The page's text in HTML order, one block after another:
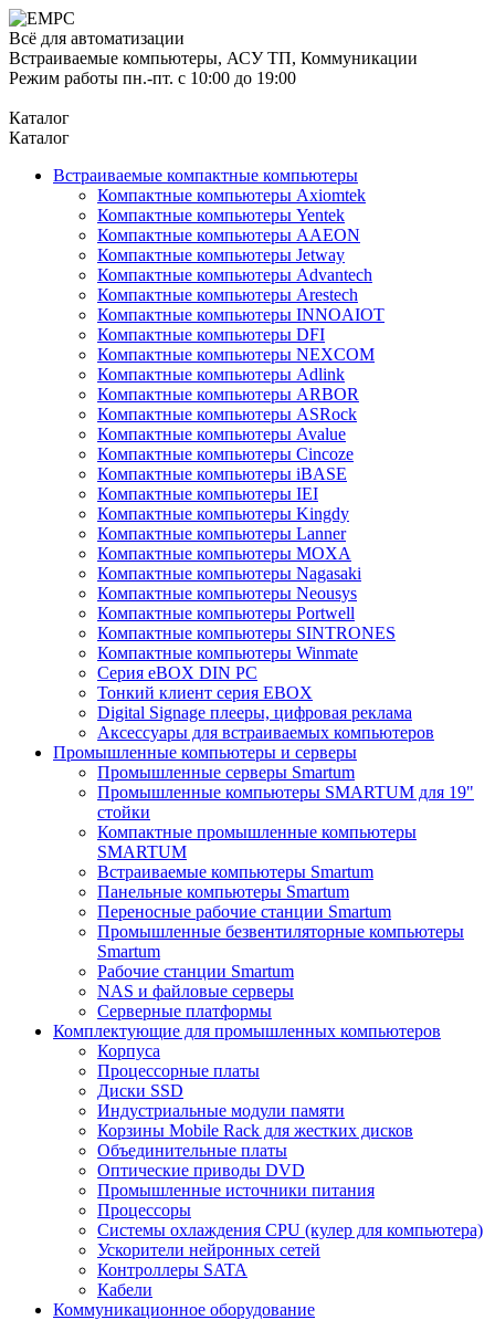
Всё для автоматизации
Встраиваемые компьютеры, АСУ ТП, Коммуникации
Режим работы пн.-пт. с 10:00 до 19:00
Каталог
Каталог
Встраиваемые компактные компьютеры
Компактные компьютеры Axiomtek
Компактные компьютеры Yentek
Компактные компьютеры AAEON
Компактные компьютеры Jetway
Компактные компьютеры Advantech
Компактные компьютеры Arestech
Компактные компьютеры INNOAIOT
Компактные компьютеры DFI
Компактные компьютеры NEXCOM
Компактные компьютеры Adlink
Компактные компьютеры ARBOR
Компактные компьютеры ASRock
Компактные компьютеры Avalue
Компактные компьютеры Cincoze
Компактные компьютеры iBASE
Компактные компьютеры IEI
Компактные компьютеры Kingdy
Компактные компьютеры Lanner
Компактные компьютеры MOXA
Компактные компьютеры Nagasaki
Компактные компьютеры Neousys
Компактные компьютеры Portwell
Компактные компьютеры SINTRONES
Компактные компьютеры Winmate
Серия eBOX DIN PC
Тонкий клиент серия EBOX
Digital Signage плееры, цифровая реклама
Аксессуары для встраиваемых компьютеров
Промышленные компьютеры и серверы
Промышленные серверы Smartum
Промышленные компьютеры SMARTUM для 19"
стойки
Компактные промышленные компьютеры
SMARTUM
Встраиваемые компьютеры Smartum
Панельные компьютеры Smartum
Переносные рабочие станции Smartum
Промышленные безвентиляторные компьютеры
Smartum
Рабочие станции Smartum
NAS и файловые серверы
Серверные платформы
Комплектующие для промышленных компьютеров
Корпуса
Процессорные платы
Диски SSD
Индустриальные модули памяти
Корзины Mobile Rack для жестких дисков
Объединительные платы
Оптические приводы DVD
Промышленные источники питания
Процессоры
Системы охлаждения CPU (кулер для компьютера)
Ускорители нейронных сетей
Контроллеры SATA
Кабели
Коммуникационное оборудование